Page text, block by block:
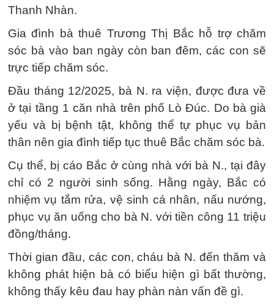
Thanh Nhàn.
Gia đình bà thuê Trương Thị Bắc hỗ trợ chăm
sóc bà vào ban ngày còn ban đêm, các con sẽ
trực tiếp chăm sóc.
Đầu tháng 12/2025, bà N. ra viện, được đưa về
ở tại tầng 1 căn nhà trên phố Lò Đúc. Do bà già
yếu và bị bệnh tật, không thể tự phục vụ bản
thân nên gia đình tiếp tục thuê Bắc chăm sóc bà.
Cụ thể, bị cáo Bắc ở cùng nhà với bà N., tại đây
chỉ có 2 người sinh sống. Hằng ngày, Bắc có
nhiệm vụ tắm rửa, vệ sinh cá nhân, nấu nướng,
phục vụ ăn uống cho bà N. với tiền công 11 triệu
đồng/tháng.
Thời gian đầu, các con, cháu bà N. đến thăm và
không phát hiện bà có biểu hiện gì bất thường,
không thấy kêu đau hay phàn nàn vấn đề gì.